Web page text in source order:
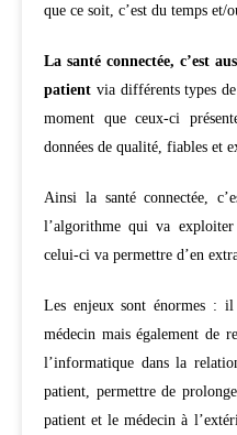
que ce soit, c’est du temps et/
La santé connectée, c’est
patient via différents types
moment que ceux-ci
données de qualité, fiables et
Ainsi la santé connectée,
l’algorithme qui va
celui-ci va permettre d’en
Les enjeux sont énormes :
médecin mais également de
l’informatique dans la
patient, permettre de
patient et le médecin à